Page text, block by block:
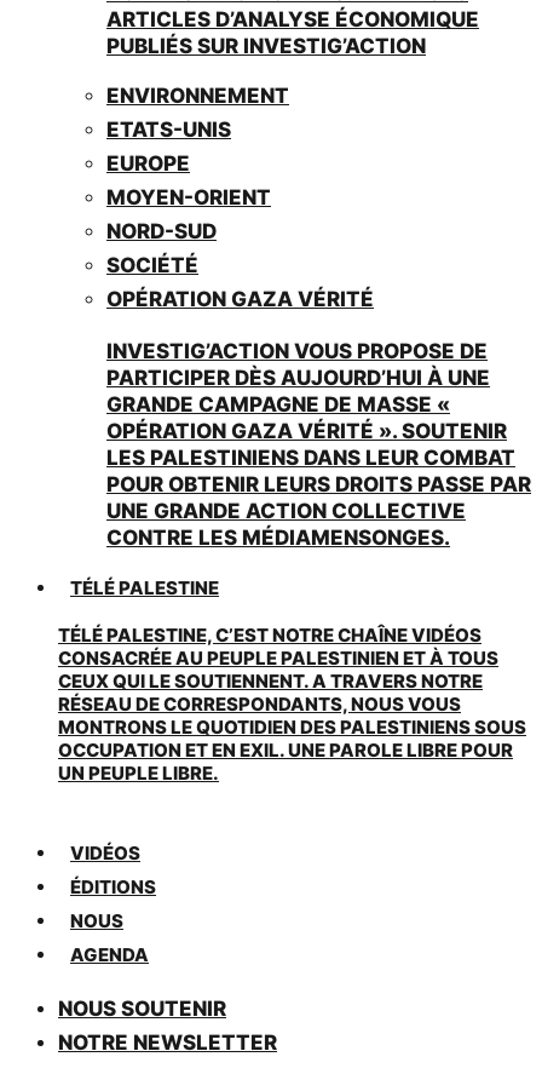
ARTICLES D’ANALYSE ÉCONOMIQUE
PUBLIÉS SUR INVESTIG’ACTION
ENVIRONNEMENT
ETATS-UNIS
EUROPE
MOYEN-ORIENT
NORD-SUD
SOCIÉTÉ
OPÉRATION GAZA VÉRITÉ
INVESTIG’ACTION VOUS PROPOSE DE
PARTICIPER DÈS AUJOURD’HUI À UNE
GRANDE CAMPAGNE DE MASSE «
OPÉRATION GAZA VÉRITÉ ». SOUTENIR
LES PALESTINIENS DANS LEUR COMBAT
POUR OBTENIR LEURS DROITS PASSE PAR
UNE GRANDE ACTION COLLECTIVE
CONTRE LES MÉDIAMENSONGES.
TÉLÉ PALESTINE
TÉLÉ PALESTINE, C’EST NOTRE CHAÎNE VIDÉOS
CONSACRÉE AU PEUPLE PALESTINIEN ET À TOUS
CEUX QUI LE SOUTIENNENT. A TRAVERS NOTRE
RÉSEAU DE CORRESPONDANTS, NOUS VOUS
MONTRONS LE QUOTIDIEN DES PALESTINIENS SOUS
OCCUPATION ET EN EXIL. UNE PAROLE LIBRE POUR
UN PEUPLE LIBRE.
VIDÉOS
ÉDITIONS
NOUS
AGENDA
NOUS SOUTENIR
NOTRE NEWSLETTER